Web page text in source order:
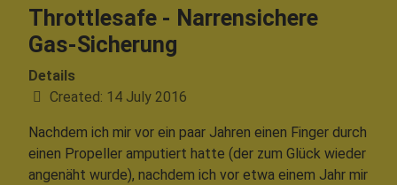
Throttlesafe - Narrensichere
Gas-Sicherung
Details
Created: 14 July 2016
Nachdem ich mir vor ein paar Jahren einen Finger durch
einen Propeller amputiert hatte (der zum Glück wieder
angenäht wurde), nachdem ich vor etwa einem Jahr mir